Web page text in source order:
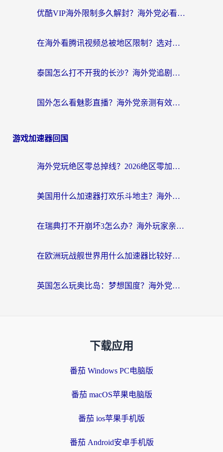
优酷VIP海外限制多久解封？海外党必看的跨区难题一站式解决指南
在海外看腾讯视频总被地区限制？选对回国加速器，还能解决泰国政务网和蜻蜓FM卡顿问题
泰国怎么打不开我的长沙？海外党追剧看片的破局指南
国外怎么看魅影直播？海外党亲测有效的回国加速指南（附听歌、看央视VIP技巧）
游戏加速器回国
海外党玩绝区零总掉线？2026绝区零加速器推荐+跨平台国服游戏加速攻略
美国用什么加速器打欢乐斗地主？海外党亲测有效的国服游戏加速指南
在瑞典打不开崩坏3怎么办？海外玩家亲测有效的国服游戏加速指南
在欧洲玩战舰世界用什么加速器比较好用？老玩家亲测有效的低延迟方案
英国怎么玩奥比岛：梦想国度？海外党不卡攻略+加速器选择秘籍
下载应用
番茄 Windows PC电脑版
番茄 macOS苹果电脑版
番茄 ios苹果手机版
番茄 Android安卓手机版